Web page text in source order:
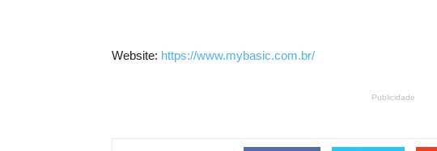
Website: https://www.mybasic.com.br/
Publicidade